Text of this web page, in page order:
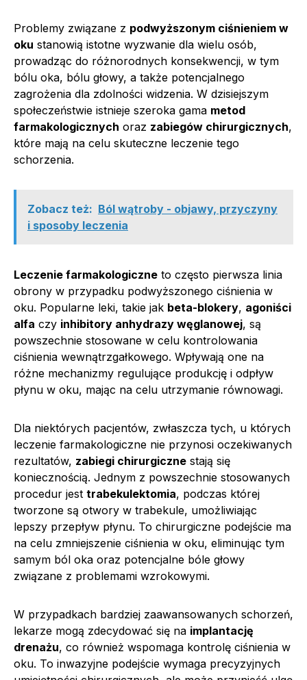
Problemy związane z podwyższonym ciśnieniem w
oku stanowią istotne wyzwanie dla wielu osób,
prowadząc do różnorodnych konsekwencji, w tym
bólu oka, bólu głowy, a także potencjalnego
zagrożenia dla zdolności widzenia. W dzisiejszym
społeczeństwie istnieje szeroka gama metod
farmakologicznych oraz zabiegów chirurgicznych,
które mają na celu skuteczne leczenie tego
schorzenia.
Zobacz też: Ból wątroby - objawy, przyczyny
i sposoby leczenia
Leczenie farmakologiczne to często pierwsza linia
obrony w przypadku podwyższonego ciśnienia w
oku. Popularne leki, takie jak beta-blokery, agoniści
alfa czy inhibitory anhydrazy węglanowej, są
powszechnie stosowane w celu kontrolowania
ciśnienia wewnątrzgałkowego. Wpływają one na
różne mechanizmy regulujące produkcję i odpływ
płynu w oku, mając na celu utrzymanie równowagi.
Dla niektórych pacjentów, zwłaszcza tych, u których
leczenie farmakologiczne nie przynosi oczekiwanych
rezultatów, zabiegi chirurgiczne stają się
koniecznością. Jednym z powszechnie stosowanych
procedur jest trabekulektomia, podczas której
tworzone są otwory w trabekule, umożliwiając
lepszy przepływ płynu. To chirurgiczne podejście ma
na celu zmniejszenie ciśnienia w oku, eliminując tym
samym ból oka oraz potencjalne bóle głowy
związane z problemami wzrokowymi.
W przypadkach bardziej zaawansowanych schorzeń,
lekarze mogą zdecydować się na implantację
drenażu, co również wspomaga kontrolę ciśnienia w
oku. To inwazyjne podejście wymaga precyzyjnych